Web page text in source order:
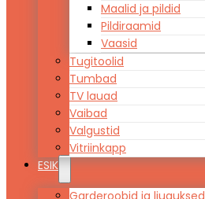
Maalid ja pildid
Pildiraamid
Vaasid
Tugitoolid
Tumbad
TV lauad
Vaibad
Valgustid
Vitriinkapp
ESIK
Garderoobid ja liuguksed